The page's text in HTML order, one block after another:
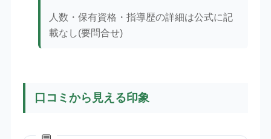
人数・保有資格・指導歴の詳細は公式に記
載なし(要問合せ)
口コミから見える印象